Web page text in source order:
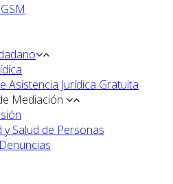
Asistencia Jurídica Gratuita
Mediación
y Salud de Personas